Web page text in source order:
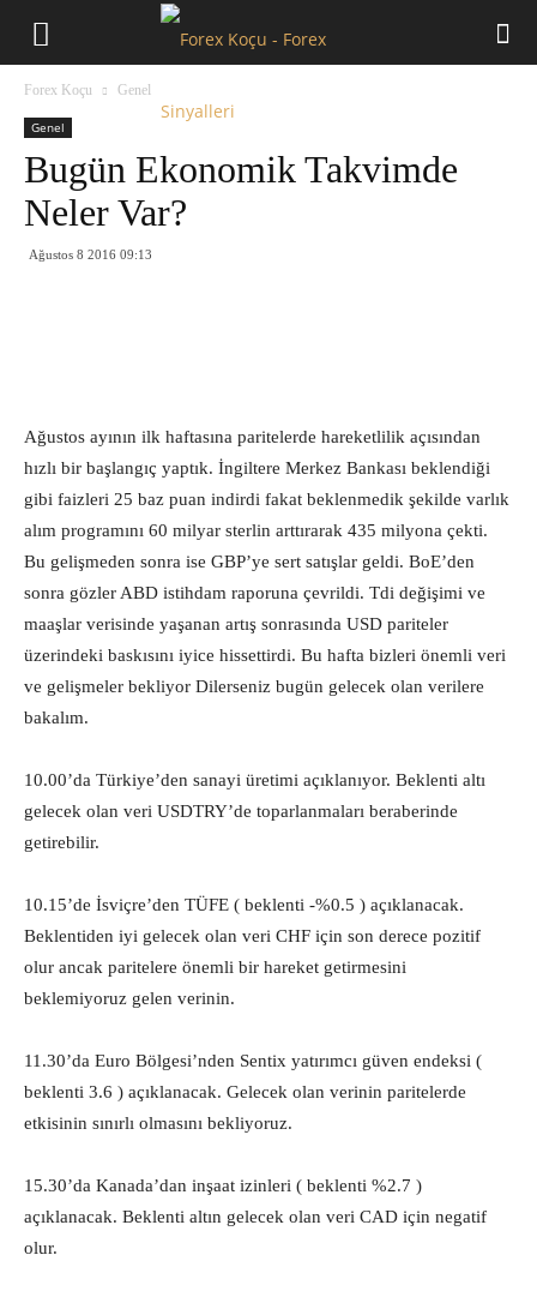
Forex Koçu Genel
Genel
Bugün Ekonomik Takvimde
Neler Var?
Ağustos 8 2016 09:13
Ağustos ayının ilk haftasına paritelerde hareketlilik açısından
hızlı bir başlangıç yaptık. İngiltere Merkez Bankası beklendiği
gibi faizleri 25 baz puan indirdi fakat beklenmedik şekilde varlık
alım programını 60 milyar sterlin arttırarak 435 milyona çekti.
Bu gelişmeden sonra ise GBP’ye sert satışlar geldi. BoE’den
sonra gözler ABD istihdam raporuna çevrildi. Tdi değişimi ve
maaşlar verisinde yaşanan artış sonrasında USD pariteler
üzerindeki baskısını iyice hissettirdi. Bu hafta bizleri önemli veri
ve gelişmeler bekliyor Dilerseniz bugün gelecek olan verilere
bakalım.
10.00’da Türkiye’den sanayi üretimi açıklanıyor. Beklenti altı
gelecek olan veri USDTRY’de toparlanmaları beraberinde
getirebilir.
10.15’de İsviçre’den TÜFE ( beklenti -%0.5 ) açıklanacak.
Beklentiden iyi gelecek olan veri CHF için son derece pozitif
olur ancak paritelere önemli bir hareket getirmesini
beklemiyoruz gelen verinin.
11.30’da Euro Bölgesi’nden Sentix yatırımcı güven endeksi (
beklenti 3.6 ) açıklanacak. Gelecek olan verinin paritelerde
etkisinin sınırlı olmasını bekliyoruz.
15.30’da Kanada’dan inşaat izinleri ( beklenti %2.7 )
açıklanacak. Beklenti altın gelecek olan veri CAD için negatif
olur.